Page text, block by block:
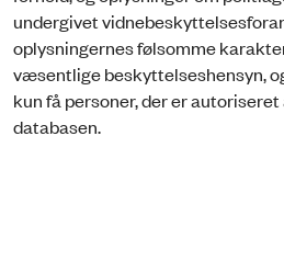
undergivet
oplysningernes følsomme
væsentlige beskyttelseshensyn,
kun få personer, der er
databasen.